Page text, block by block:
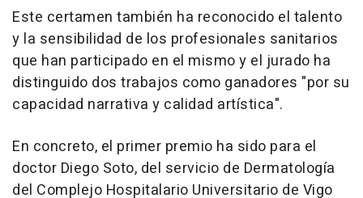
Este certamen también ha reconocido el talento
y la sensibilidad de los profesionales sanitarios
que han participado en el mismo y el jurado ha
distinguido dos trabajos como ganadores "por su
capacidad narrativa y calidad artística".
En concreto, el primer premio ha sido para el
doctor Diego Soto, del servicio de Dermatología
del Complejo Hospitalario Universitario de Vigo